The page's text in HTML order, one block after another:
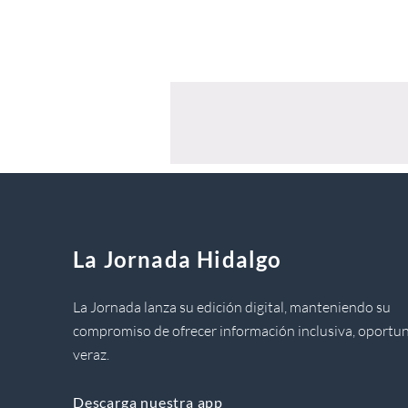
La Jornada Hidalgo
La Jornada lanza su edición digital, manteniendo su
compromiso de ofrecer información inclusiva,
veraz.
Descarga nuestra app